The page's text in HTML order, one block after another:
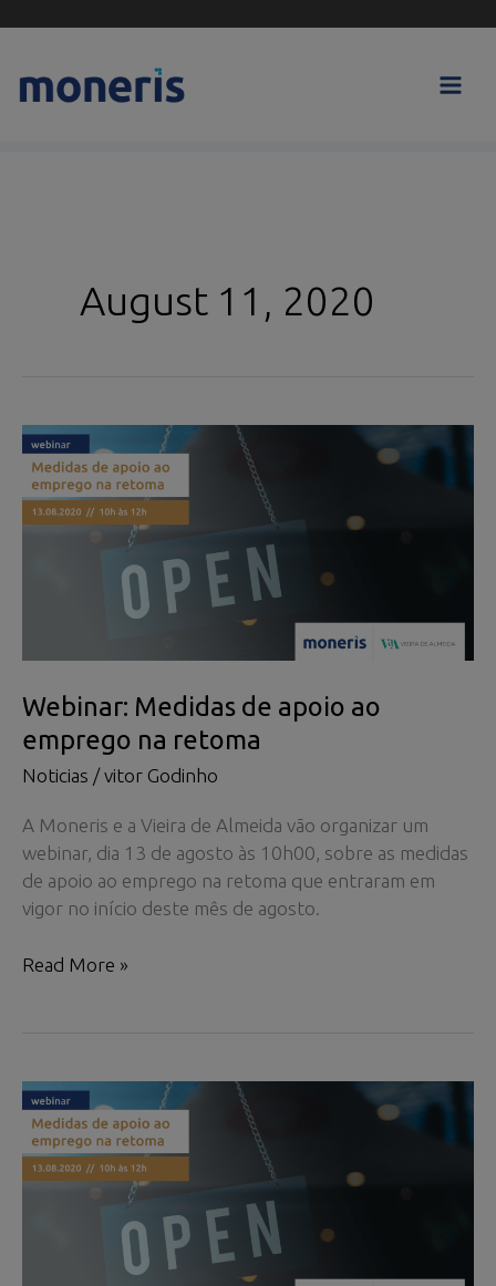
August 11, 2020
Webinar: Medidas de apoio ao
emprego na retoma
Noticias /vitor Godinho
A Moneris e a Vieira de Almeida vão organizar um
webinar, dia 13 de agosto às 10h00, sobre as medidas
de apoio ao emprego na retoma que entraram em
vigor no início deste mês de agosto.
Webinar:
emprego
na
retoma
Read More »